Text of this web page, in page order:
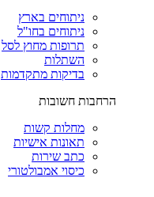
ניתוחים בארץ
ניתוחים בחו"ל
תרופות מחוץ לסל
השתלות
בדיקות מתקדמות
הרחבות חשובות
מחלות קשות
תאונות אישיות
כתב שירות
כיסוי אמבולטורי